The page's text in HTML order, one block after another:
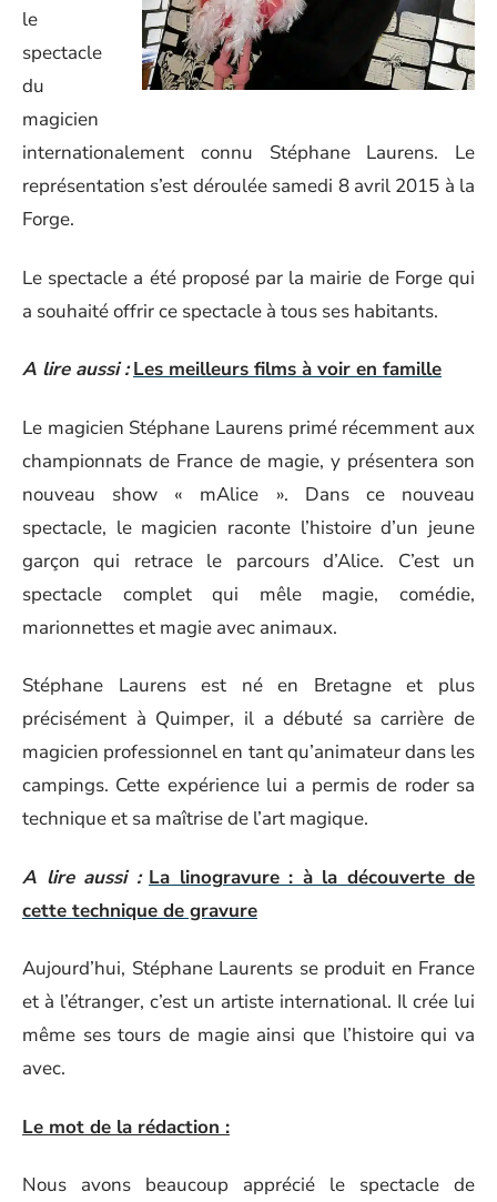
le
spectacle
du
magicien
internationalement connu Stéphane Laurens. Le
représentation s’est déroulée samedi 8 avril 2015 à la
Forge.
Le spectacle a été proposé par la mairie de Forge qui
a souhaité offrir ce spectacle à tous ses habitants.
A lire aussi : Les meilleurs films à voir en famille
Le magicien Stéphane Laurens primé récemment aux
championnats de France de magie, y présentera son
nouveau show « mAlice ». Dans ce nouveau
spectacle, le magicien raconte l’histoire d’un jeune
garçon qui retrace le parcours d’Alice. C’est un
spectacle complet qui mêle magie, comédie,
marionnettes et magie avec animaux.
Stéphane Laurens est né en Bretagne et plus
précisément à Quimper, il a débuté sa carrière de
magicien professionnel en tant qu’animateur dans les
campings. Cette expérience lui a permis de roder sa
technique et sa maîtrise de l’art magique.
A lire aussi : La linogravure : à la découverte de
cette technique de gravure
Aujourd’hui, Stéphane Laurents se produit en France
et à l’étranger, c’est un artiste international. Il crée lui
même ses tours de magie ainsi que l’histoire qui va
avec.
Le mot de la rédaction :
Nous avons beaucoup apprécié le spectacle de